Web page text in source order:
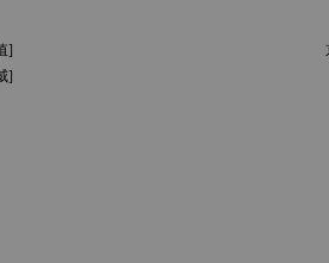
]
]